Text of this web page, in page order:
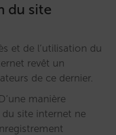
du site
et de l’utilisation du
revêt un
de ce dernier.
manière
du site internet ne